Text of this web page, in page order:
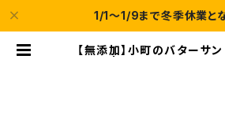
1/1～1/9まで冬季休業と
【無添加】小町のバターサン